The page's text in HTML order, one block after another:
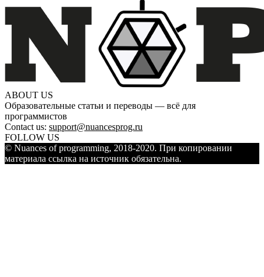
ABOUT US
Образовательные статьи и переводы — всё для
программистов
Contact us: support@nuancesprog.ru
FOLLOW US
© Nuances of programming, 2018-2020. При копировании
материала ссылка на источник обязательна.